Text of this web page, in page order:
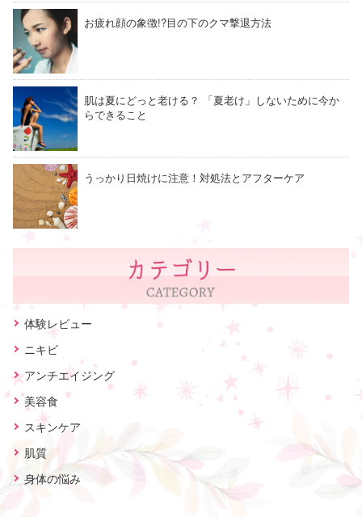
お疲れ顔の象徴!?目の下のクマ撃退方法
肌は夏にどっと老ける？ 「夏老け」しないために今か
らできること
うっかり日焼けに注意！対処法とアフターケア
体験レビュー
ニキビ
アンチエイジング
美容食
スキンケア
肌質
身体の悩み